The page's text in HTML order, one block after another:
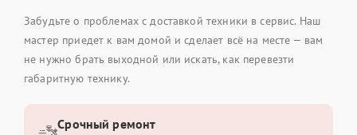
Забудьте о проблемах с доставкой техники в сервис. Наш
мастер приедет к вам домой и сделает всё на месте — вам
не нужно брать выходной или искать, как перевезти
габаритную технику.
Срочный ремонт